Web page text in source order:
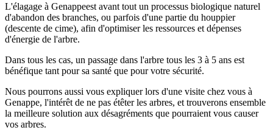
L'élagage à Genappeest avant tout un processus biologique naturel
d'abandon des branches, ou parfois d'une partie du houppier
(descente de cime), afin d'optimiser les ressources et dépenses
d'énergie de l'arbre.
Dans tous les cas, un passage dans l'arbre tous les 3 à 5 ans est
bénéfique tant pour sa santé que pour votre sécurité.
Nous pourrons aussi vous expliquer lors d'une visite chez vous à
Genappe, l'intérêt de ne pas étêter les arbres, et trouverons ensemble
la meilleure solution aux désagréments que pourraient vous causer
vos arbres.